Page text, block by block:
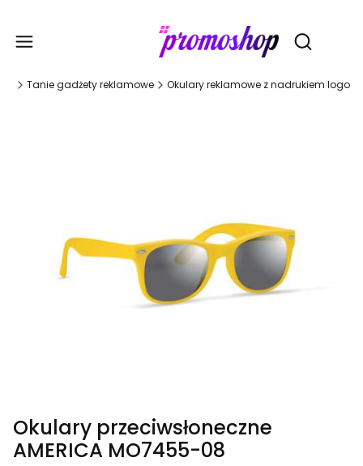
Otwórz
Tanie gadżety reklamowe Okulary reklamowe z nadrukiem logo
Okulary przeciwsłoneczne
AMERICA MO7455-08